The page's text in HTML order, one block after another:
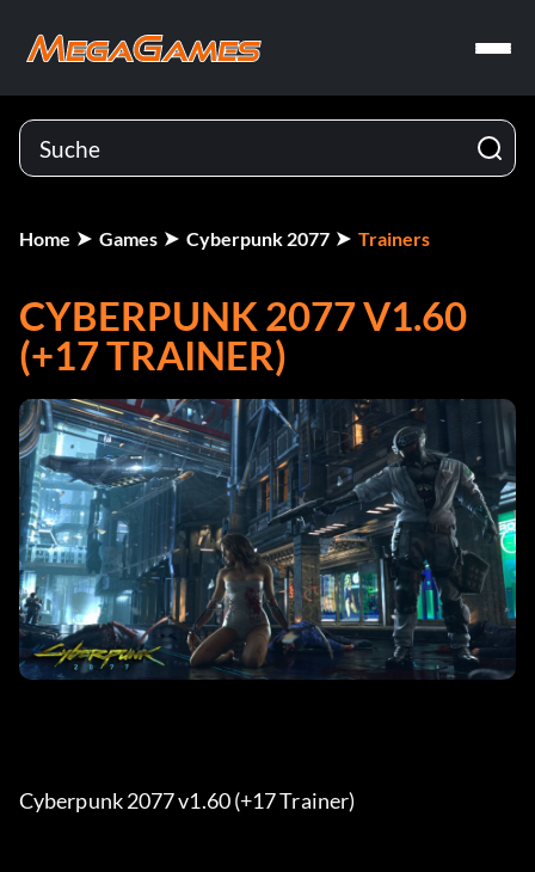
Home Games Cyberpunk 2077 Trainers
CYBERPUNK 2077 V1.60
(+17 TRAINER)
Cyberpunk 2077 v1.60 (+17 Trainer)